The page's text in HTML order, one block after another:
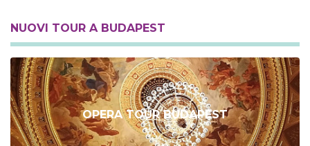
NUOVI TOUR A BUDAPEST
OPERA TOUR BUDAPEST